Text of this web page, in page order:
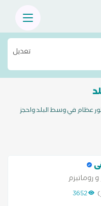
تعديل
الكشف وتقييمات أفضل 128 دكتور عظام في وسط البلد واحجز
روماتيزم
3652